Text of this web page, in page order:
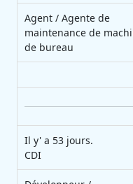
Agent / Agente de
maintenance de
de bureau
Il y' a 53 jours.
CDI